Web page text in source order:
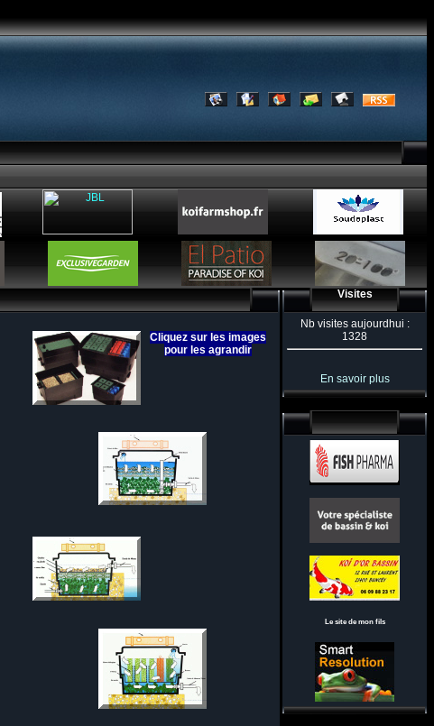
Cliquez sur les images
pour les agrandir
Visites
Nb visites aujourdhui :
1328
En savoir plus
Le site de mon fils